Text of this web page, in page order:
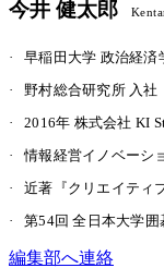
今井 健太郎
·
早稲田大学 政治経済
·
野村総合研究所 入社
·
2016年 株式会社 KI
·
情報経営イノベーシ
·
近著『クリエイティ
·
第54回 全日本大学囲
編集部へ連絡